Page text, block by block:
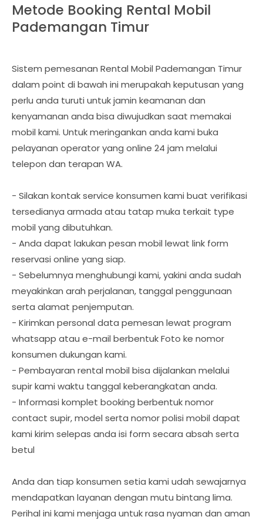
Metode Booking Rental Mobil
Pademangan Timur
Sistem pemesanan Rental Mobil Pademangan Timur
dalam point di bawah ini merupakah keputusan yang
perlu anda turuti untuk jamin keamanan dan
kenyamanan anda bisa diwujudkan saat memakai
mobil kami. Untuk meringankan anda kami buka
pelayanan operator yang online 24 jam melalui
telepon dan terapan WA.
- Silakan kontak service konsumen kami buat verifikasi
tersedianya armada atau tatap muka terkait type
mobil yang dibutuhkan.
- Anda dapat lakukan pesan mobil lewat link form
reservasi online yang siap.
- Sebelumnya menghubungi kami, yakini anda sudah
meyakinkan arah perjalanan, tanggal penggunaan
serta alamat penjemputan.
- Kirimkan personal data pemesan lewat program
whatsapp atau e-mail berbentuk Foto ke nomor
konsumen dukungan kami.
- Pembayaran rental mobil bisa dijalankan melalui
supir kami waktu tanggal keberangkatan anda.
- Informasi komplet booking berbentuk nomor
contact supir, model serta nomor polisi mobil dapat
kami kirim selepas anda isi form secara absah serta
betul
Anda dan tiap konsumen setia kami udah sewajarnya
mendapatkan layanan dengan mutu bintang lima.
Perihal ini kami menjaga untuk rasa nyaman dan aman